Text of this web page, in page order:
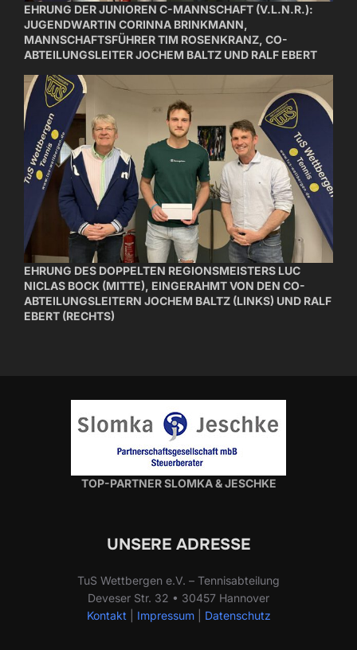
EHRUNG DER JUNIOREN C-MANNSCHAFT (V.L.N.R.):
JUGENDWARTIN CORINNA BRINKMANN,
MANNSCHAFTSFÜHRER TIM ROSENKRANZ, CO-
ABTEILUNGSLEITER JOCHEM BALTZ UND RALF EBERT
EHRUNG DES DOPPELTEN REGIONSMEISTERS LUC
NICLAS BOCK (MITTE), EINGERAHMT VON DEN CO-
ABTEILUNGSLEITERN JOCHEM BALTZ (LINKS) UND RALF
EBERT (RECHTS)
TOP-PARTNER SLOMKA & JESCHKE
UNSERE ADRESSE
TuS Wettbergen e.V. – Tennisabteilung
Deveser Str. 32 • 30457 Hannover
Kontakt
Impressum| Datenschutz